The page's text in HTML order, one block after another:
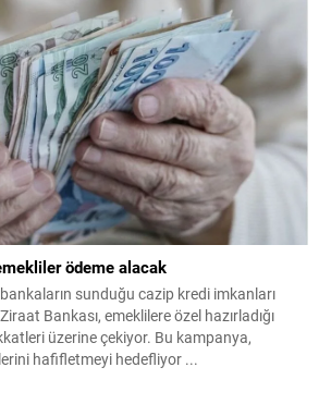
ödeme alacak
sunduğu cazip kredi imkanları
Bankası, emeklilere özel hazırladığı
üzerine çekiyor. Bu kampanya,
hafifletmeyi hedefliyor ...